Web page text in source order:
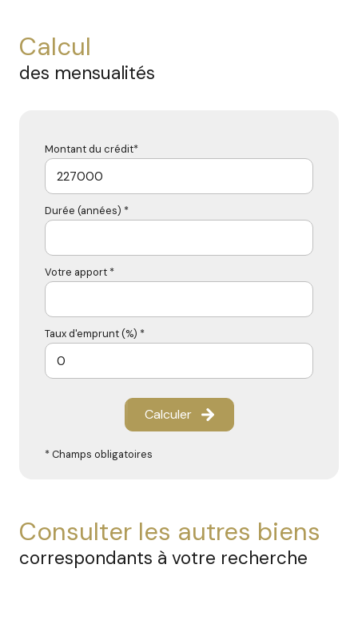
calcul
des mensualités
Montant du crédit*
Durée (années) *
Votre apport *
Taux d'emprunt (%) *
Calculer
* Champs obligatoires
consulter les autres biens
correspondants à votre recherche